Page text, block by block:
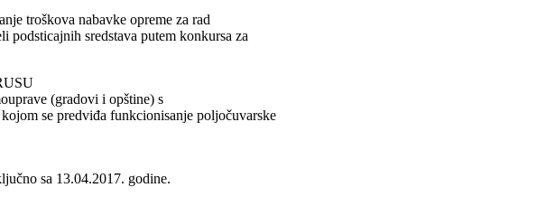
troškova nabavke opreme za rad
podsticajnih sredstava putem konkursa za
(gradovi i opštine) s
se predviđa funkcionisanje poljočuvarske
sa 13.04.2017. godine.